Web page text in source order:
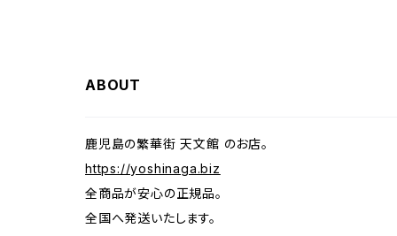
ABOUT
鹿児島の繁華街 天文館 のお店。
https://yoshinaga.biz
全商品が安心の正規品。
全国へ発送いたします。